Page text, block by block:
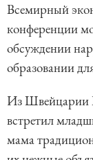
Всемирный
конференции
обсуждении
образовании
Из Швейцарии
встретил
мама